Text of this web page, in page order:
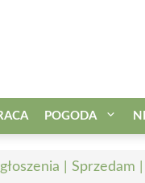
POGODA
|